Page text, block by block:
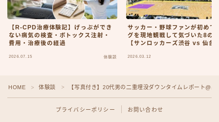
【R-CPD治療体験記】げっぷができ
ない病気の検査・ボトックス注射・
費用・治療後の経過
2026.07.15 体験談
サッカー・野球ファンが初めて
グを現地観戦して気づいた8の
【サンロッカーズ渋谷 vs 仙台
2026.03.12
HOME ＞ 体験談 ＞ 【写真付き】20代男の二重埋没ダウンタイムレポート@
プライバシーポリシー お問い合わせ